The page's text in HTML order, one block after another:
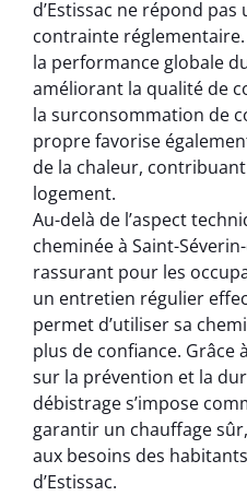
d’Estissac ne répond
contrainte
la performance globale
améliorant la qualité de
la surconsommation de
propre favorise
de la chaleur,
logement.
Au-delà de l’aspect
cheminée à Saint-
rassurant pour les
un entretien régulier
permet d’utiliser sa
plus de confiance. Grâce
sur la prévention et la
débistrage s’impose
garantir un chauffage
aux besoins des
d’Estissac.